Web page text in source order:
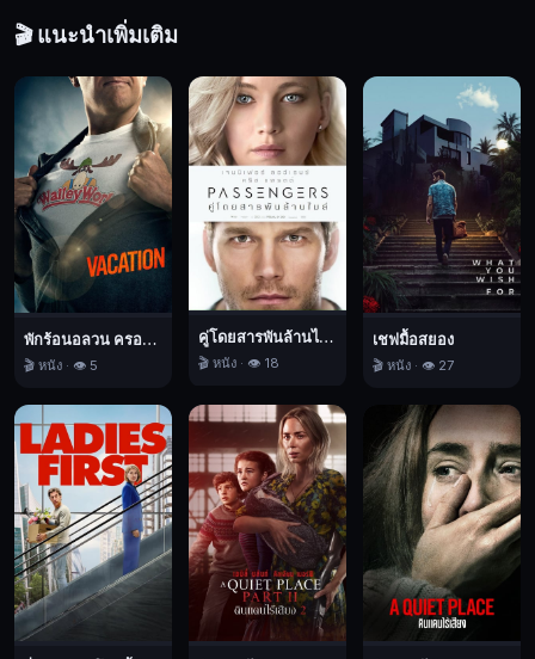
ต้น
ใหม่
ช้า
พวก
เขา
ตก
เป็น
เป้า
ของ
เหล่า
เศรษฐี
วางแผน
ร้าย
ก่อการ
ร้าย
🎬 แนะนำเพิ่มเติม
พักร้อนอลวน ครอบครัวอลเวง
🎬 หนัง · 👁️ 5
คู่โดยสารพันล้านไมล์
🎬 หนัง · 👁️ 18
เชฟมื้อสยอง
🎬 หนัง · 👁️ 27